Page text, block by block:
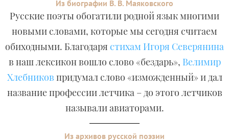
Из биографии В. В. Маяковского
Русские поэты обогатили родной язык многими
новыми словами, которые мы сегодня считаем
обиходными. Благодаря стихам Игоря Северянина
в наш лексикон вошло слово «бездарь», Велимир
Хлебников придумал слово «изможденный» и дал
название профессии летчика – до этого летчиков
называли авиаторами.
Из архивов русской поэзии